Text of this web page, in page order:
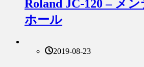
Roland JC-120 – メ
ホール
2019-08-23